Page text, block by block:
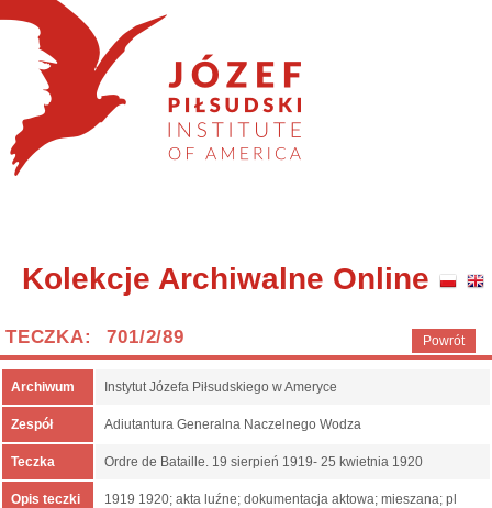
Kolekcje Archiwalne Online
Powrót
TECZKA: 701/2/89
Archiwum Instytut Józefa Piłsudskiego w Ameryce
Zespół Adiutantura Generalna Naczelnego Wodza
Teczka Ordre de Bataille. 19 sierpień 1919- 25 kwietnia 1920
Opis teczki 1919 1920; akta luźne; dokumentacja aktowa; mieszana; pl